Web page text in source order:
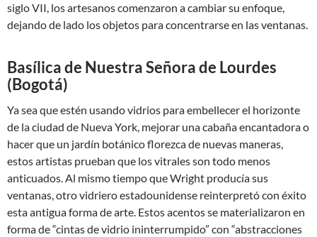
siglo VII, los artesanos comenzaron a cambiar su enfoque,
dejando de lado los objetos para concentrarse en las ventanas.
Basílica de Nuestra Señora de Lourdes
(Bogotá)
Ya sea que estén usando vidrios para embellecer el horizonte
de la ciudad de Nueva York, mejorar una cabaña encantadora o
hacer que un jardín botánico florezca de nuevas maneras,
estos artistas prueban que los vitrales son todo menos
anticuados. Al mismo tiempo que Wright producía sus
ventanas, otro vidriero estadounidense reinterpretó con éxito
esta antigua forma de arte. Estos acentos se materializaron en
forma de “cintas de vidrio ininterrumpido” con “abstracciones